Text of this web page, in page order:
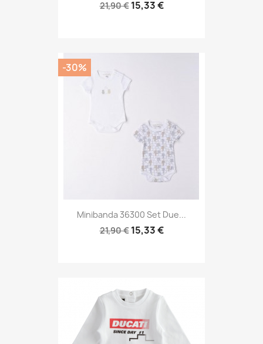
21,90 € 15,33 €
Minibanda 36300 Set Due...
21,90 € 15,33 €
-30%